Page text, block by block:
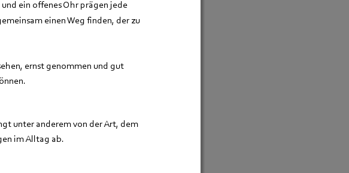
ein offenes Ohr prägen jede
einen Weg finden, der zu
ernst genommen und gut
unter anderem von der Art, dem
im Alltag ab.